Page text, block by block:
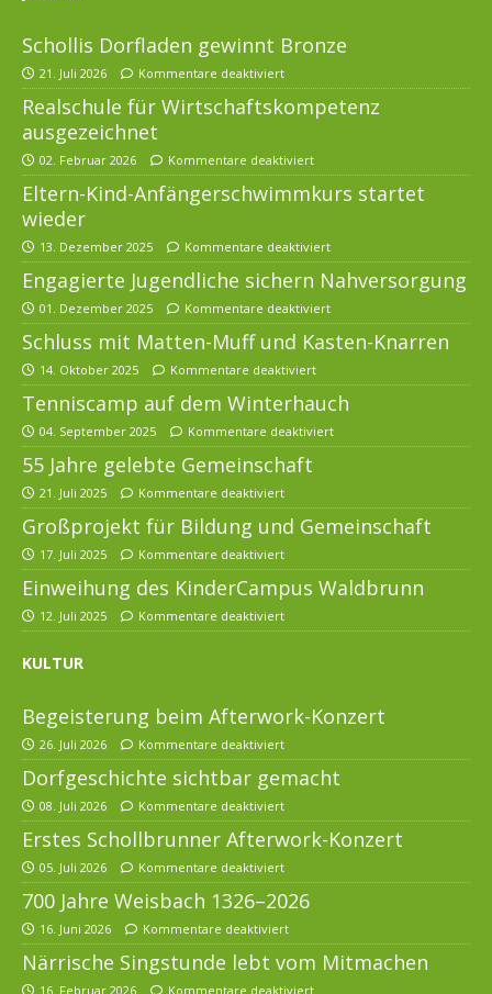
Schollis Dorfladen gewinnt Bronze
21. Juli 2026 Kommentare deaktiviert
Realschule für Wirtschaftskompetenz
ausgezeichnet
02. Februar 2026 Kommentare deaktiviert
Eltern-Kind-Anfängerschwimmkurs startet
wieder
13. Dezember 2025 Kommentare deaktiviert
Engagierte Jugendliche sichern Nahversorgung
01. Dezember 2025 Kommentare deaktiviert
Schluss mit Matten-Muff und Kasten-Knarren
14. Oktober 2025 Kommentare deaktiviert
Tenniscamp auf dem Winterhauch
04. September 2025 Kommentare deaktiviert
55 Jahre gelebte Gemeinschaft
21. Juli 2025 Kommentare deaktiviert
Großprojekt für Bildung und Gemeinschaft
17. Juli 2025 Kommentare deaktiviert
Einweihung des KinderCampus Waldbrunn
12. Juli 2025 Kommentare deaktiviert
KULTUR
Begeisterung beim Afterwork-Konzert
26. Juli 2026 Kommentare deaktiviert
Dorfgeschichte sichtbar gemacht
08. Juli 2026 Kommentare deaktiviert
Erstes Schollbrunner Afterwork-Konzert
05. Juli 2026 Kommentare deaktiviert
700 Jahre Weisbach 1326–2026
16. Juni 2026 Kommentare deaktiviert
Närrische Singstunde lebt vom Mitmachen
16. Februar 2026 Kommentare deaktiviert